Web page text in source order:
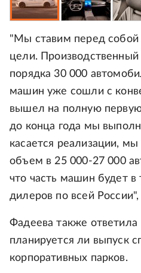
"Мы ставим перед собой
цели. Производственный
порядка 30 000
машин уже сошли с
вышел на полную
до конца года мы
касается реализации,
объем в 25 000-27 000
что часть машин будет в
дилеров по всей
Фадеева также ответила
планируется ли выпуск
корпоративных парков.